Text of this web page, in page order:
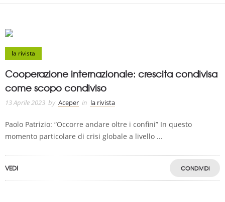
la rivista
Cooperazione internazionale: crescita condivisa
come scopo condiviso
13 Aprile 2023 by Aceper in la rivista
Paolo Patrizio: “Occorre andare oltre i confini” In questo
momento particolare di crisi globale a livello ...
VEDI CONDIVIDI